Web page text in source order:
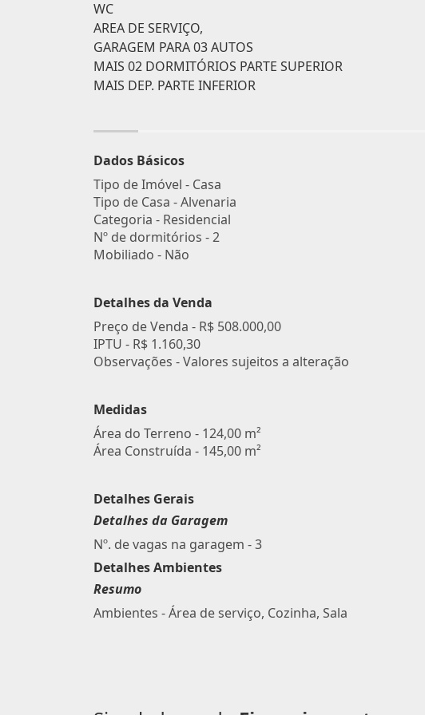
WC
AREA DE SERVIÇO,
GARAGEM PARA 03 AUTOS
MAIS 02 DORMITÓRIOS PARTE SUPERIOR
MAIS DEP. PARTE INFERIOR
Dados Básicos
Tipo de Imóvel - Casa
Tipo de Casa - Alvenaria
Categoria - Residencial
Nº de dormitórios - 2
Mobiliado - Não
Detalhes da Venda
Preço de Venda - R$ 508.000,00
IPTU - R$ 1.160,30
Observações - Valores sujeitos a alteração
Medidas
Área do Terreno - 124,00 m²
Área Construída - 145,00 m²
Detalhes Gerais
Detalhes da Garagem
Nº. de vagas na garagem - 3
Detalhes Ambientes
Resumo
Ambientes - Área de serviço, Cozinha, Sala